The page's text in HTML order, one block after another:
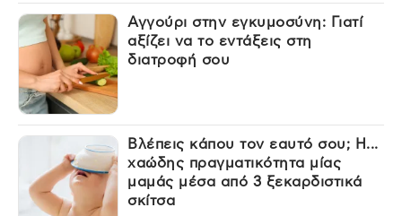
Αγγούρι στην εγκυμοσύνη: Γιατί
αξίζει να το εντάξεις στη
διατροφή σου
Βλέπεις κάπου τον εαυτό σου; Η...
χαώδης πραγματικότητα μίας
μαμάς μέσα από 3 ξεκαρδιστικά
σκίτσα